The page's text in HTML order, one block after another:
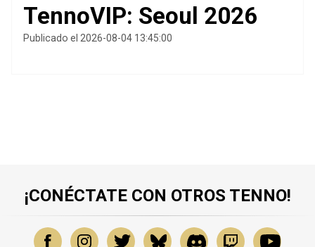
TennoVIP: Seoul 2026
Publicado el 2026-08-04 13:45:00
¡CONÉCTATE CON OTROS TENNO!